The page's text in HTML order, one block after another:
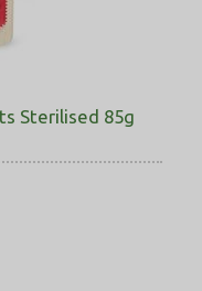
Sterilised 85g